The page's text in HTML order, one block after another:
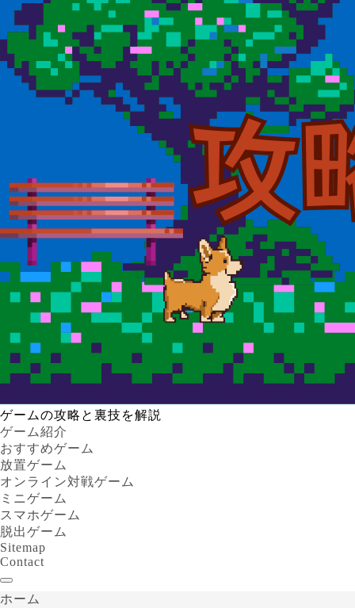
ゲームの攻略と裏技を解説
ゲーム紹介
おすすめゲーム
放置ゲーム
オンライン対戦ゲーム
ミニゲーム
スマホゲーム
脱出ゲーム
Sitemap
Contact
ホーム